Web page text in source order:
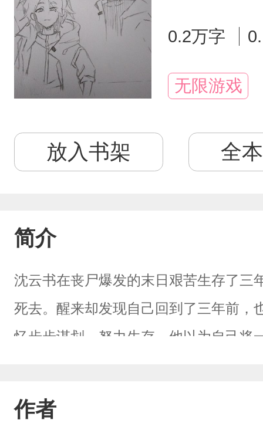
0.2万字
无限游戏
放入书架 全
简介
沈云书在丧尸爆发的末日艰苦生存了三
死去。醒来却发现自己回到了三年前，
忆步步谋划，努力生存。他以为自己将
沈云书当做可以随时利用的棋子。但
作者